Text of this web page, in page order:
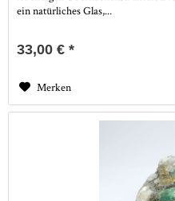
ein natürliches Glas,...
33,00 € *
Merken